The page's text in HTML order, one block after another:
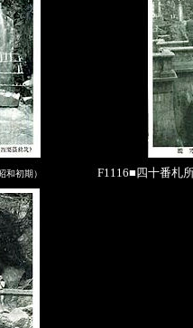
和初期） F1116■四十番札